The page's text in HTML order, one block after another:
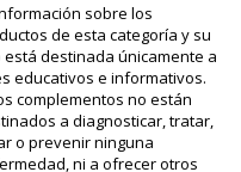
sobre los
de esta categoría y su
está destinada únicamente a
educativos e informativos.
complementos no están
a diagnosticar, tratar,
o prevenir ninguna
ni a ofrecer otros